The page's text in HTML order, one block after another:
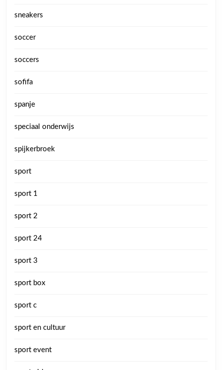
sneakers
soccer
soccers
sofifa
spanje
speciaal onderwijs
spijkerbroek
sport
sport 1
sport 2
sport 24
sport 3
sport box
sport c
sport en cultuur
sport event